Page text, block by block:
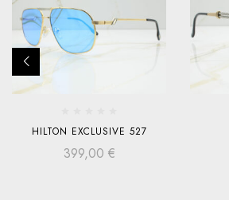
HILTON EXCLUSIVE 527
399,00 €